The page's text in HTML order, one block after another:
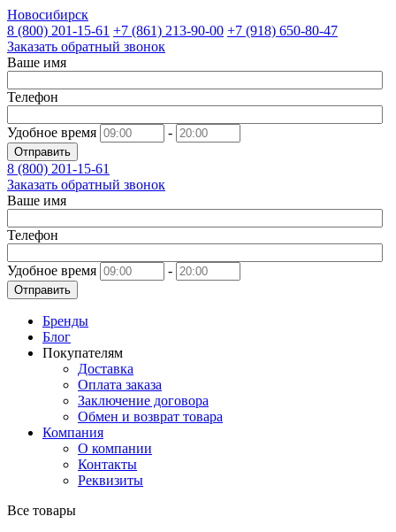
Новосибирск
8 (800) 201-15-61 +7 (861) 213-90-00 +7 (918) 650-80-47
Заказать обратный звонок
Ваше имя
Телефон
Удобное время -
Отправить
8 (800) 201-15-61
Заказать обратный звонок
Ваше имя
Телефон
Удобное время -
Отправить
Бренды
Блог
Покупателям
Доставка
Оплата заказа
Заключение договора
Обмен и возврат товара
Компания
О компании
Контакты
Реквизиты
Все товары